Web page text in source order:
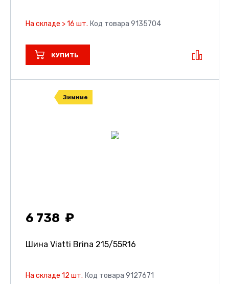
На складе > 16 шт. Код товара 9135704
КУПИТЬ
Зимние
6 738
Шина Viatti Brina 215/55R16
На складе 12 шт. Код товара 9127671